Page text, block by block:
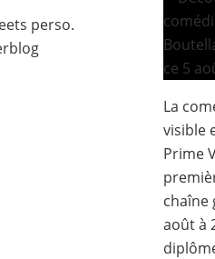
perso.
La
visible
Prime
chaîne
août à